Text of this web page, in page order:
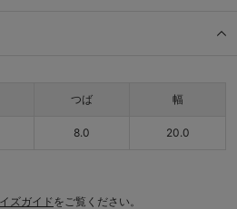
つば 幅
8.0 20.0
ズガイドをご覧ください。